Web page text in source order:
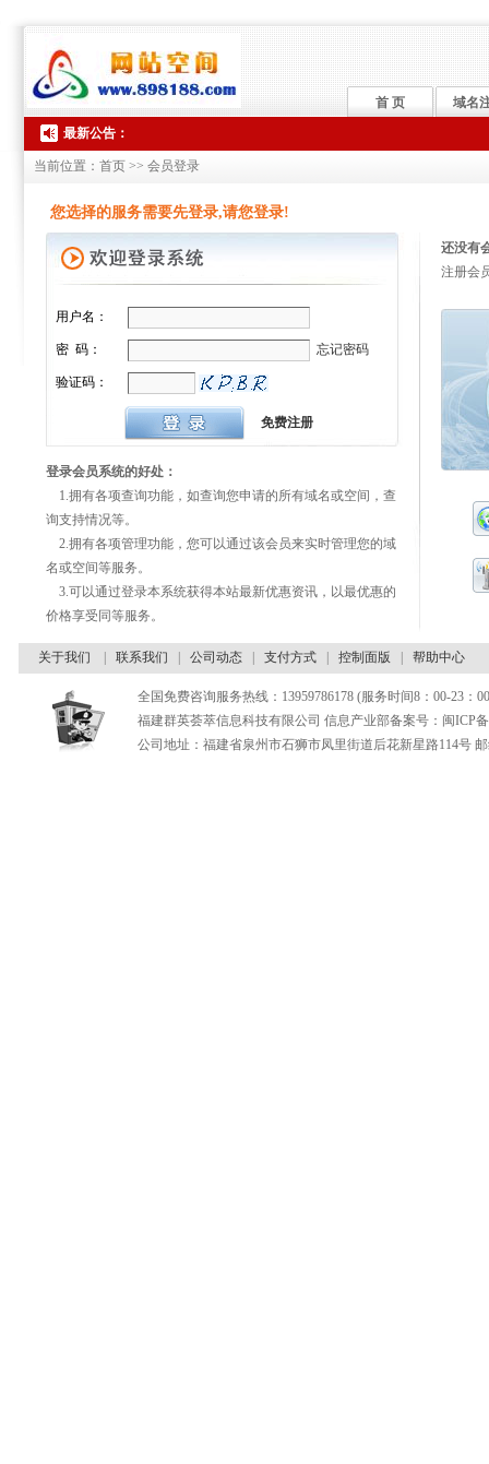
首 页
域名
最新公告：
当前位置：首页 >> 会员登录
您选择的服务需要先登录,请您登录!
用户名：
密 码： 忘记密码
验证码：
免费注册
登录会员系统的好处：
1.拥有各项查询功能，如查询您申请的所有域名或空间，查
询支持情况等。
2.拥有各项管理功能，您可以通过该会员来实时管理您的域
名或空间等服务。
3.可以通过登录本系统获得本站最新优惠资讯，以最优惠的
价格享受同等服务。
还没有
注册会
关于我们 联系我们 公司动态 支付方式 控制面版 帮助中心
全国免费咨询服务热线：13959786178 (服务时间8：00-23：
福建群英荟萃信息科技有限公司 信息产业部备案号：闽ICP备
公司地址：福建省泉州市石狮市凤里街道后花新星路114号 邮